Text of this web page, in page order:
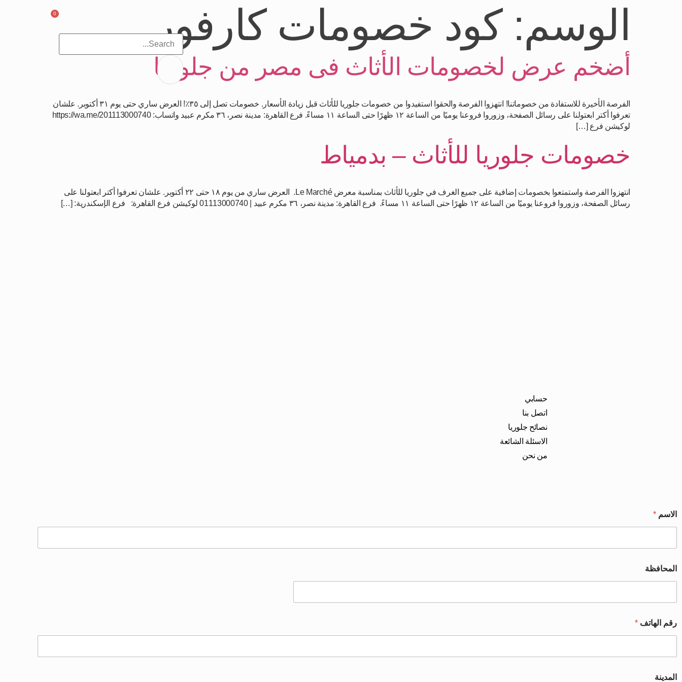
0 الوسم:كود خصومات كارفور
أضخم عرض لخصومات الأثاث فى مصر من جلوريا
الفرصة الأخيرة للاستفادة من خصوماتنا! انتهزوا الفرصة والحقوا استفيدوا من خصومات جلوريا للأثاث قبل زيادة الأسعار. خصومات تصل إلى ٣٥٪! العرض ساري حتى يوم ٣١ أكتوبر. علشان
تعرفوا أكتر ابعتولنا على رسائل الصفحة، وزوروا فروعنا يوميًا من الساعة ١٢ ظهرًا حتى الساعة ١١ مساءً. فرع القاهرة: مدينة نصر، ٣٦ مكرم عبيد واتساب: https://wa.me/201113000740
لوكيشن فرع […]
خصومات جلوريا للأثاث – بدمياط
انتهزوا الفرصة واستمتعوا بخصومات إضافية على جميع الغرف في جلوريا للأثاث بمناسبة معرض Le Marché. العرض ساري من يوم ١٨ حتى ٢٢ أكتوبر. علشان تعرفوا أكتر ابعتولنا على
رسائل الصفحة، وزوروا فروعنا يوميًا من الساعة ١٢ ظهرًا حتى الساعة ١١ مساءً. فرع القاهرة: مدينة نصر، ٣٦ مكرم عبيد | 01113000740 لوكيشن فرع القاهرة: فرع الإسكندرية: […]
حسابي
اتصل بنا
نصائح جلوريا
الاسئلة الشائعة
من نحن
الاسم *
المحافظة
رقم الهاتف *
المدينة